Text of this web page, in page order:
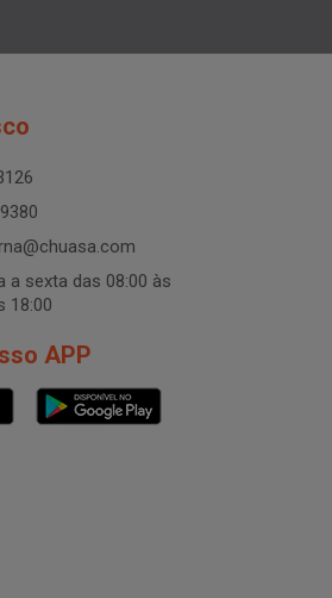
a sexta das 08:00 às
18:00
APP